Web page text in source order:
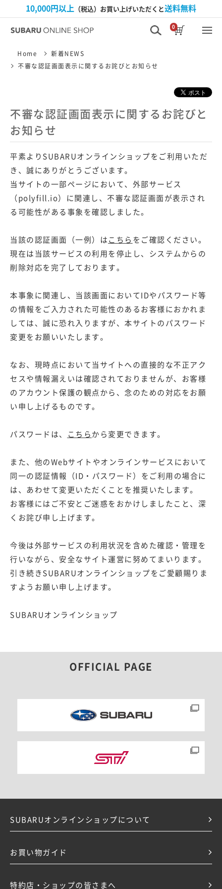
10,000円以上 （税込）お買い上げいただくと送料無料
0
Home 新着NEWS
不審な認証画面表示に関するお詫びとお知らせ
不審な認証画面表示に関するお詫びと
お知らせ
平素よりSUBARUオンラインショップをご利用いただ
き、誠にありがとうございます。
当サイトの一部ページにおいて、外部サービス
（polyfill.io）に関連し、不審な認証画面が表示され
る可能性がある事象を確認しました。
当該の認証画面（一例）は こちら をご確認ください。
現在は当該サービスの利用を停止し、システムからの
削除対応を完了しております。
本事象に関連し、当該画面においてIDやパスワード等
の情報をご入力された可能性のあるお客様におかれま
しては、誠に恐れ入りますが、本サイトのパスワード
変更をお願いいたします。
なお、現時点において当サイトへの直接的な不正アク
セスや情報漏えいは確認されておりませんが、お客様
のアカウント保護の観点から、念のための対応をお願
い申し上げるものです。
パスワードは、 こちら から変更できます。
また、他のWebサイトやオンラインサービスにおいて
同一の認証情報（ID・パスワード）をご利用の場合に
は、あわせて変更いただくことを推奨いたします。
お客様にはご不安とご迷惑をおかけしましたこと、深
くお詫び申し上げます。
今後は外部サービスの利用状況を含めた確認・管理を
行いながら、安全なサイト運営に努めてまいります。
引き続きSUBARUオンラインショップをご愛顧賜りま
すようお願い申し上げます。
SUBARUオンラインショップ
OFFICIAL PAGE
SUBARUオンラインショップについて
お買い物ガイド
特約店・ショップの皆さまへ